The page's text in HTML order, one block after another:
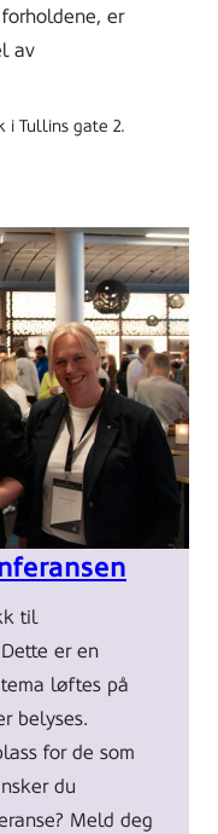
er
av
i Tullins gate 2.
til
er en
løftes på
belyses.
for de som
du
Meld deg